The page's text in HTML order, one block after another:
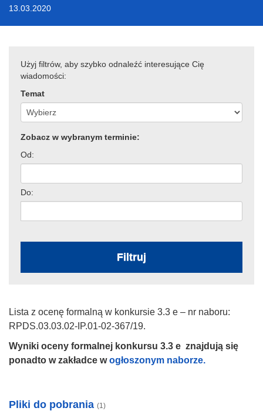
13.03.2020
Użyj filtrów, aby szybko odnaleźć interesujące Cię
wiadomości:
Temat
Zobacz w wybranym terminie:
Od:
Do:
Filtruj
Lista z ocenę formalną w konkursie 3.3 e – nr naboru:
RPDS.03.03.02-IP.01-02-367/19.
Wyniki oceny formalnej konkursu 3.3 e znajdują się
ponadto w zakładce wogłoszonym naborze.
Pliki do pobrania (1)